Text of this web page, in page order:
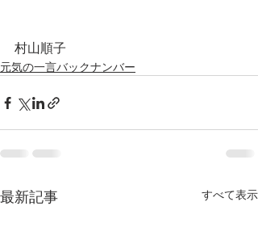
村山順子
元気の一言バックナンバー
最新記事 すべて表示